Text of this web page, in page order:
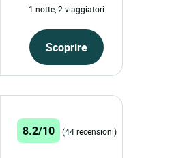
1 notte, 2 viaggiatori
Scoprire
8.2/10 (44 recensioni)